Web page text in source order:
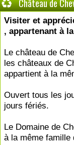
Château de
Visiter et
, appartenant à
Le château de
les châteaux de
appartient à la
Ouvert tous les
jours fériés.
Le Domaine de
à la même